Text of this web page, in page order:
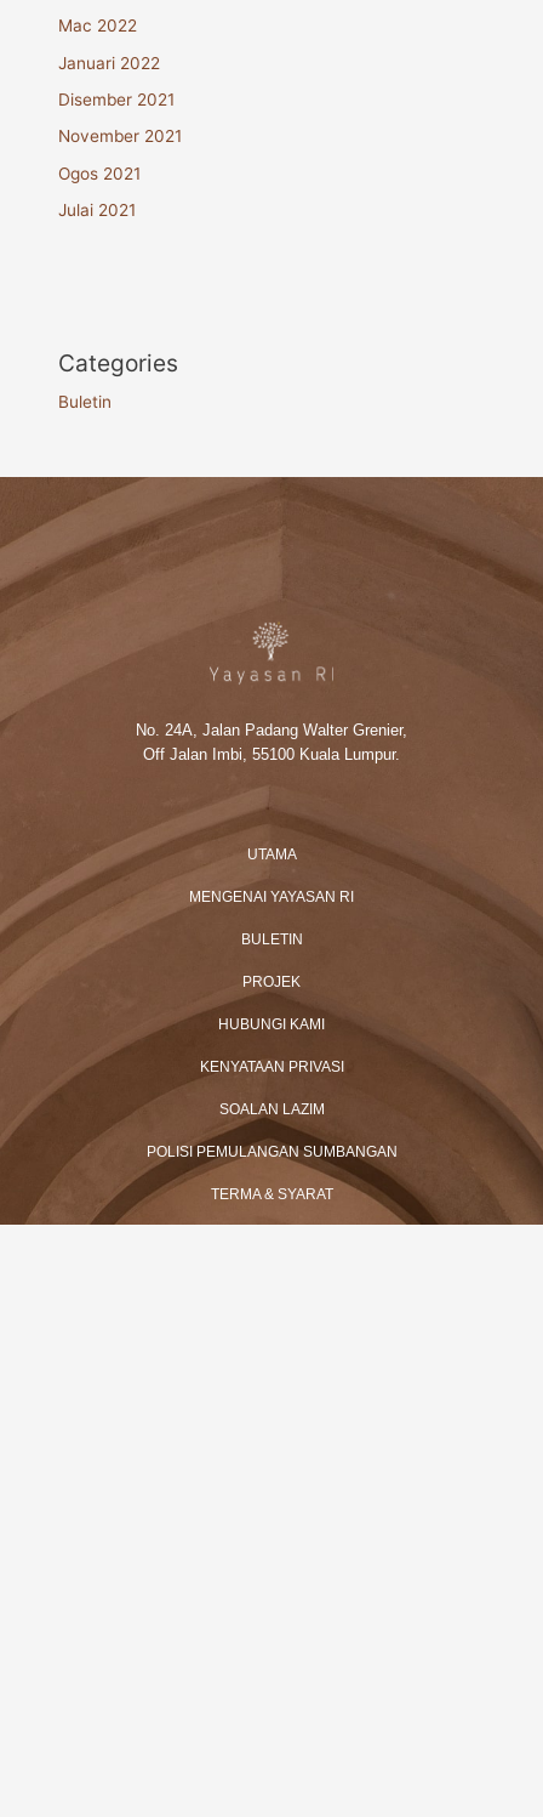
Mac 2022
Januari 2022
Disember 2021
November 2021
Ogos 2021
Julai 2021
Categories
Buletin
No. 24A, Jalan Padang Walter Grenier,
Off Jalan Imbi, 55100 Kuala Lumpur.
UTAMA
MENGENAI YAYASAN RI
BULETIN
PROJEK
HUBUNGI KAMI
KENYATAAN PRIVASI
SOALAN LAZIM
POLISI PEMULANGAN SUMBANGAN
TERMA & SYARAT